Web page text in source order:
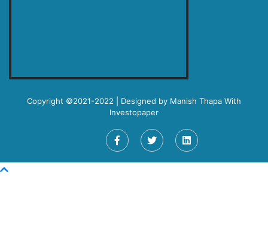
Copyright ©2021-2022 | Designed by Manish Thapa With
Investopaper